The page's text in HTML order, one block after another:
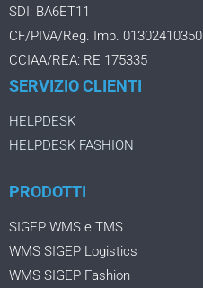
SDI: BA6ET11
CF/PIVA/Reg. Imp. 01302410350
CCIAA/REA: RE 175335
SERVIZIO CLIENTI
HELPDESK
HELPDESK FASHION
PRODOTTI
SIGEP WMS e TMS
WMS SIGEP Logistics
WMS SIGEP Fashion